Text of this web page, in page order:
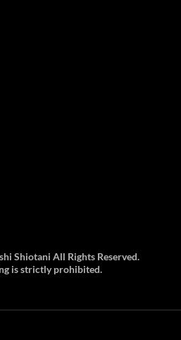
Shiotani All Rights Reserved.
is strictly prohibited.